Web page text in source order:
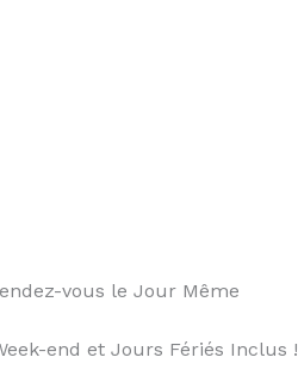
vous le Jour Même
end et Jours Fériés Inclus !